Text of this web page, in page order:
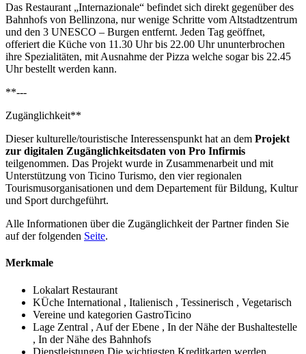
Das Restaurant „Internazionale“ befindet sich direkt gegenüber des
Bahnhofs von Bellinzona, nur wenige Schritte vom Altstadtzentrum
und den 3 UNESCO – Burgen entfernt. Jeden Tag geöffnet,
offeriert die Küche von 11.30 Uhr bis 22.00 Uhr ununterbrochen
ihre Spezialitäten, mit Ausnahme der Pizza welche sogar bis 22.45
Uhr bestellt werden kann.
**---
Zugänglichkeit**
Dieser kulturelle/touristische Interessenspunkt hat an dem Projekt
zur digitalen Zugänglichkeitsdaten von Pro Infirmis
teilgenommen. Das Projekt wurde in Zusammenarbeit und mit
Unterstützung von Ticino Turismo, den vier regionalen
Tourismusorganisationen und dem Departement für Bildung, Kultur
und Sport durchgeführt.
Alle Informationen über die Zugänglichkeit der Partner finden Sie
auf der folgenden Seite.
Merkmale
Lokalart Restaurant
KÜche International , Italienisch , Tessinerisch , Vegetarisch
Vereine und kategorien GastroTicino
Lage Zentral , Auf der Ebene , In der Nähe der Bushaltestelle
, In der Nähe des Bahnhofs
Dienstleistungen Die wichtigsten Kreditkarten werden